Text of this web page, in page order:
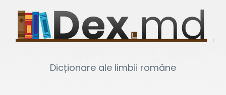
Dicționare ale limbii române